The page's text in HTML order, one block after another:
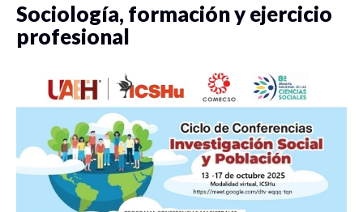
Sociología, formación y ejercicio
profesional